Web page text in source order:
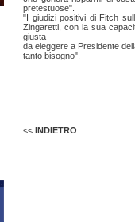
pretestuose".
"I giudizi positivi di Fitch
Zingaretti, con la sua
giusta
da eleggere a Presidente
tanto bisogno".
<< INDIETRO